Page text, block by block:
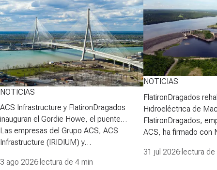
NOTICIAS
ACS Infrastructure y FlatironDragados
inauguran el Gordie Howe, el puente
atirantado más largo de Norteamérica
Las empresas del Grupo ACS, ACS
Infrastructure (IRIDIUM) y
la inauguraci&oacute;n del Puente
3 ago 2026· lectura de 4 min
NOTICIAS
FlatironDragados
Hidroeléctrica de
FlatironDragados,
ACS, ha firmado con
para desarrollar la
31 jul 2026· lectura de